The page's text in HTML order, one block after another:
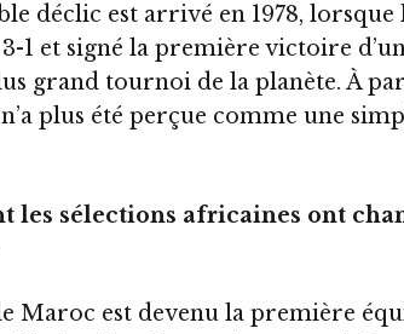
déclic est arrivé en 1978, lorsque
1 et signé la première victoire
grand tournoi de la planète. À
plus été perçue comme une
les sélections africaines ont
Maroc est devenu la première